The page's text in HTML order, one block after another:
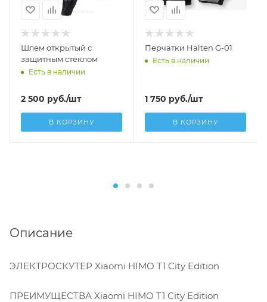
Шлем открытый с
защитным стеклом
Есть в наличии
2 500 руб./шт
В КОРЗИНУ
Перчатки Halten G-01
Есть в наличии
1 750 руб./шт
В КОРЗИНУ
Описание
ЭЛЕКТРОСКУТЕР Xiaomi HIMO T1 City Edition
ПРЕИМУЩЕСТВА Xiaomi HIMO T1 City Edition